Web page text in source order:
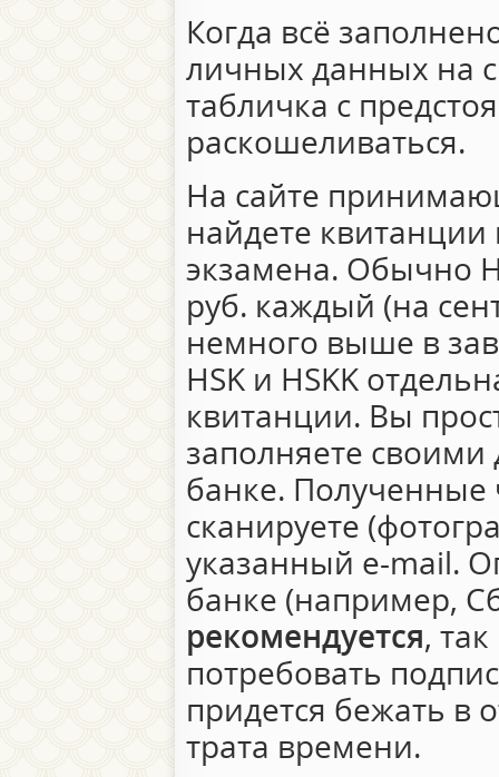
Когда всё
личных данных на
табличка с
раскошеливаться.
На сайте
найдете
экзамена. Обычно
руб. каждый (на
немного выше в
HSK и HSKK
квитанции. Вы
заполняете
банке.
сканируете
указанный e-mail.
банке (например,
рекомендуется,
потребовать
придется бежать в
трата времени.